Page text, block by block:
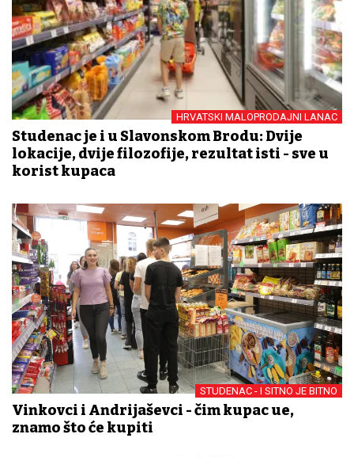
HRVATSKI MALOPRODAJNI LANAC
Studenac je i u Slavonskom Brodu: Dvije
lokacije, dvije filozofije, rezultat isti - sve u
korist kupaca
STUDENAC - I SITNO JE BITNO
Vinkovci i Andrijaševci - čim kupac uđe,
znamo što će kupiti